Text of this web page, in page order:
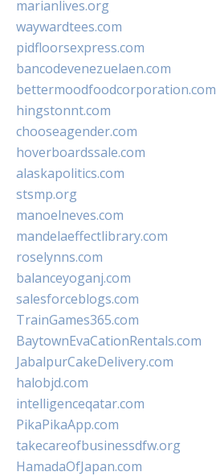
marianlives.org
waywardtees.com
pidfloorsexpress.com
bancodevenezuelaen.com
bettermoodfoodcorporation.com
hingstonnt.com
chooseagender.com
hoverboardssale.com
alaskapolitics.com
stsmp.org
manoelneves.com
mandelaeffectlibrary.com
roselynns.com
balanceyoganj.com
salesforceblogs.com
TrainGames365.com
BaytownEvaCationRentals.com
JabalpurCakeDelivery.com
halobjd.com
intelligenceqatar.com
PikaPikaApp.com
takecareofbusinessdfw.org
HamadaOfJapan.com